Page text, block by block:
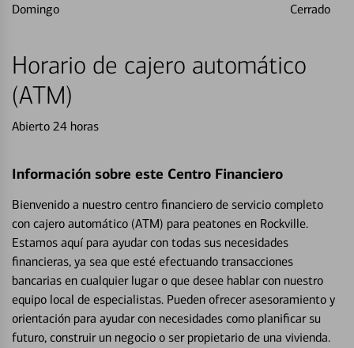
Domingo
Cerrado
Horario de cajero automático
(ATM)
Abierto 24 horas
Información sobre este Centro Financiero
Bienvenido a nuestro centro financiero de servicio completo
con cajero automático (ATM) para peatones en Rockville.
Estamos aquí para ayudar con todas sus necesidades
financieras, ya sea que esté efectuando transacciones
bancarias en cualquier lugar o que desee hablar con nuestro
equipo local de especialistas. Pueden ofrecer asesoramiento y
orientación para ayudar con necesidades como planificar su
futuro, construir un negocio o ser propietario de una vivienda.